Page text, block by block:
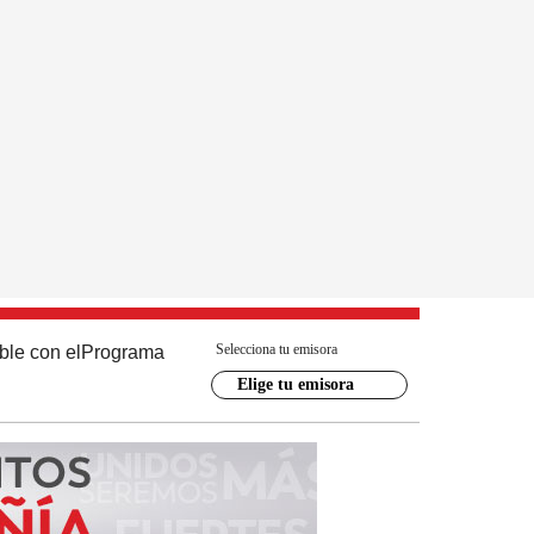
con el Programa Selecciona tu emisora
Elige tu emisora